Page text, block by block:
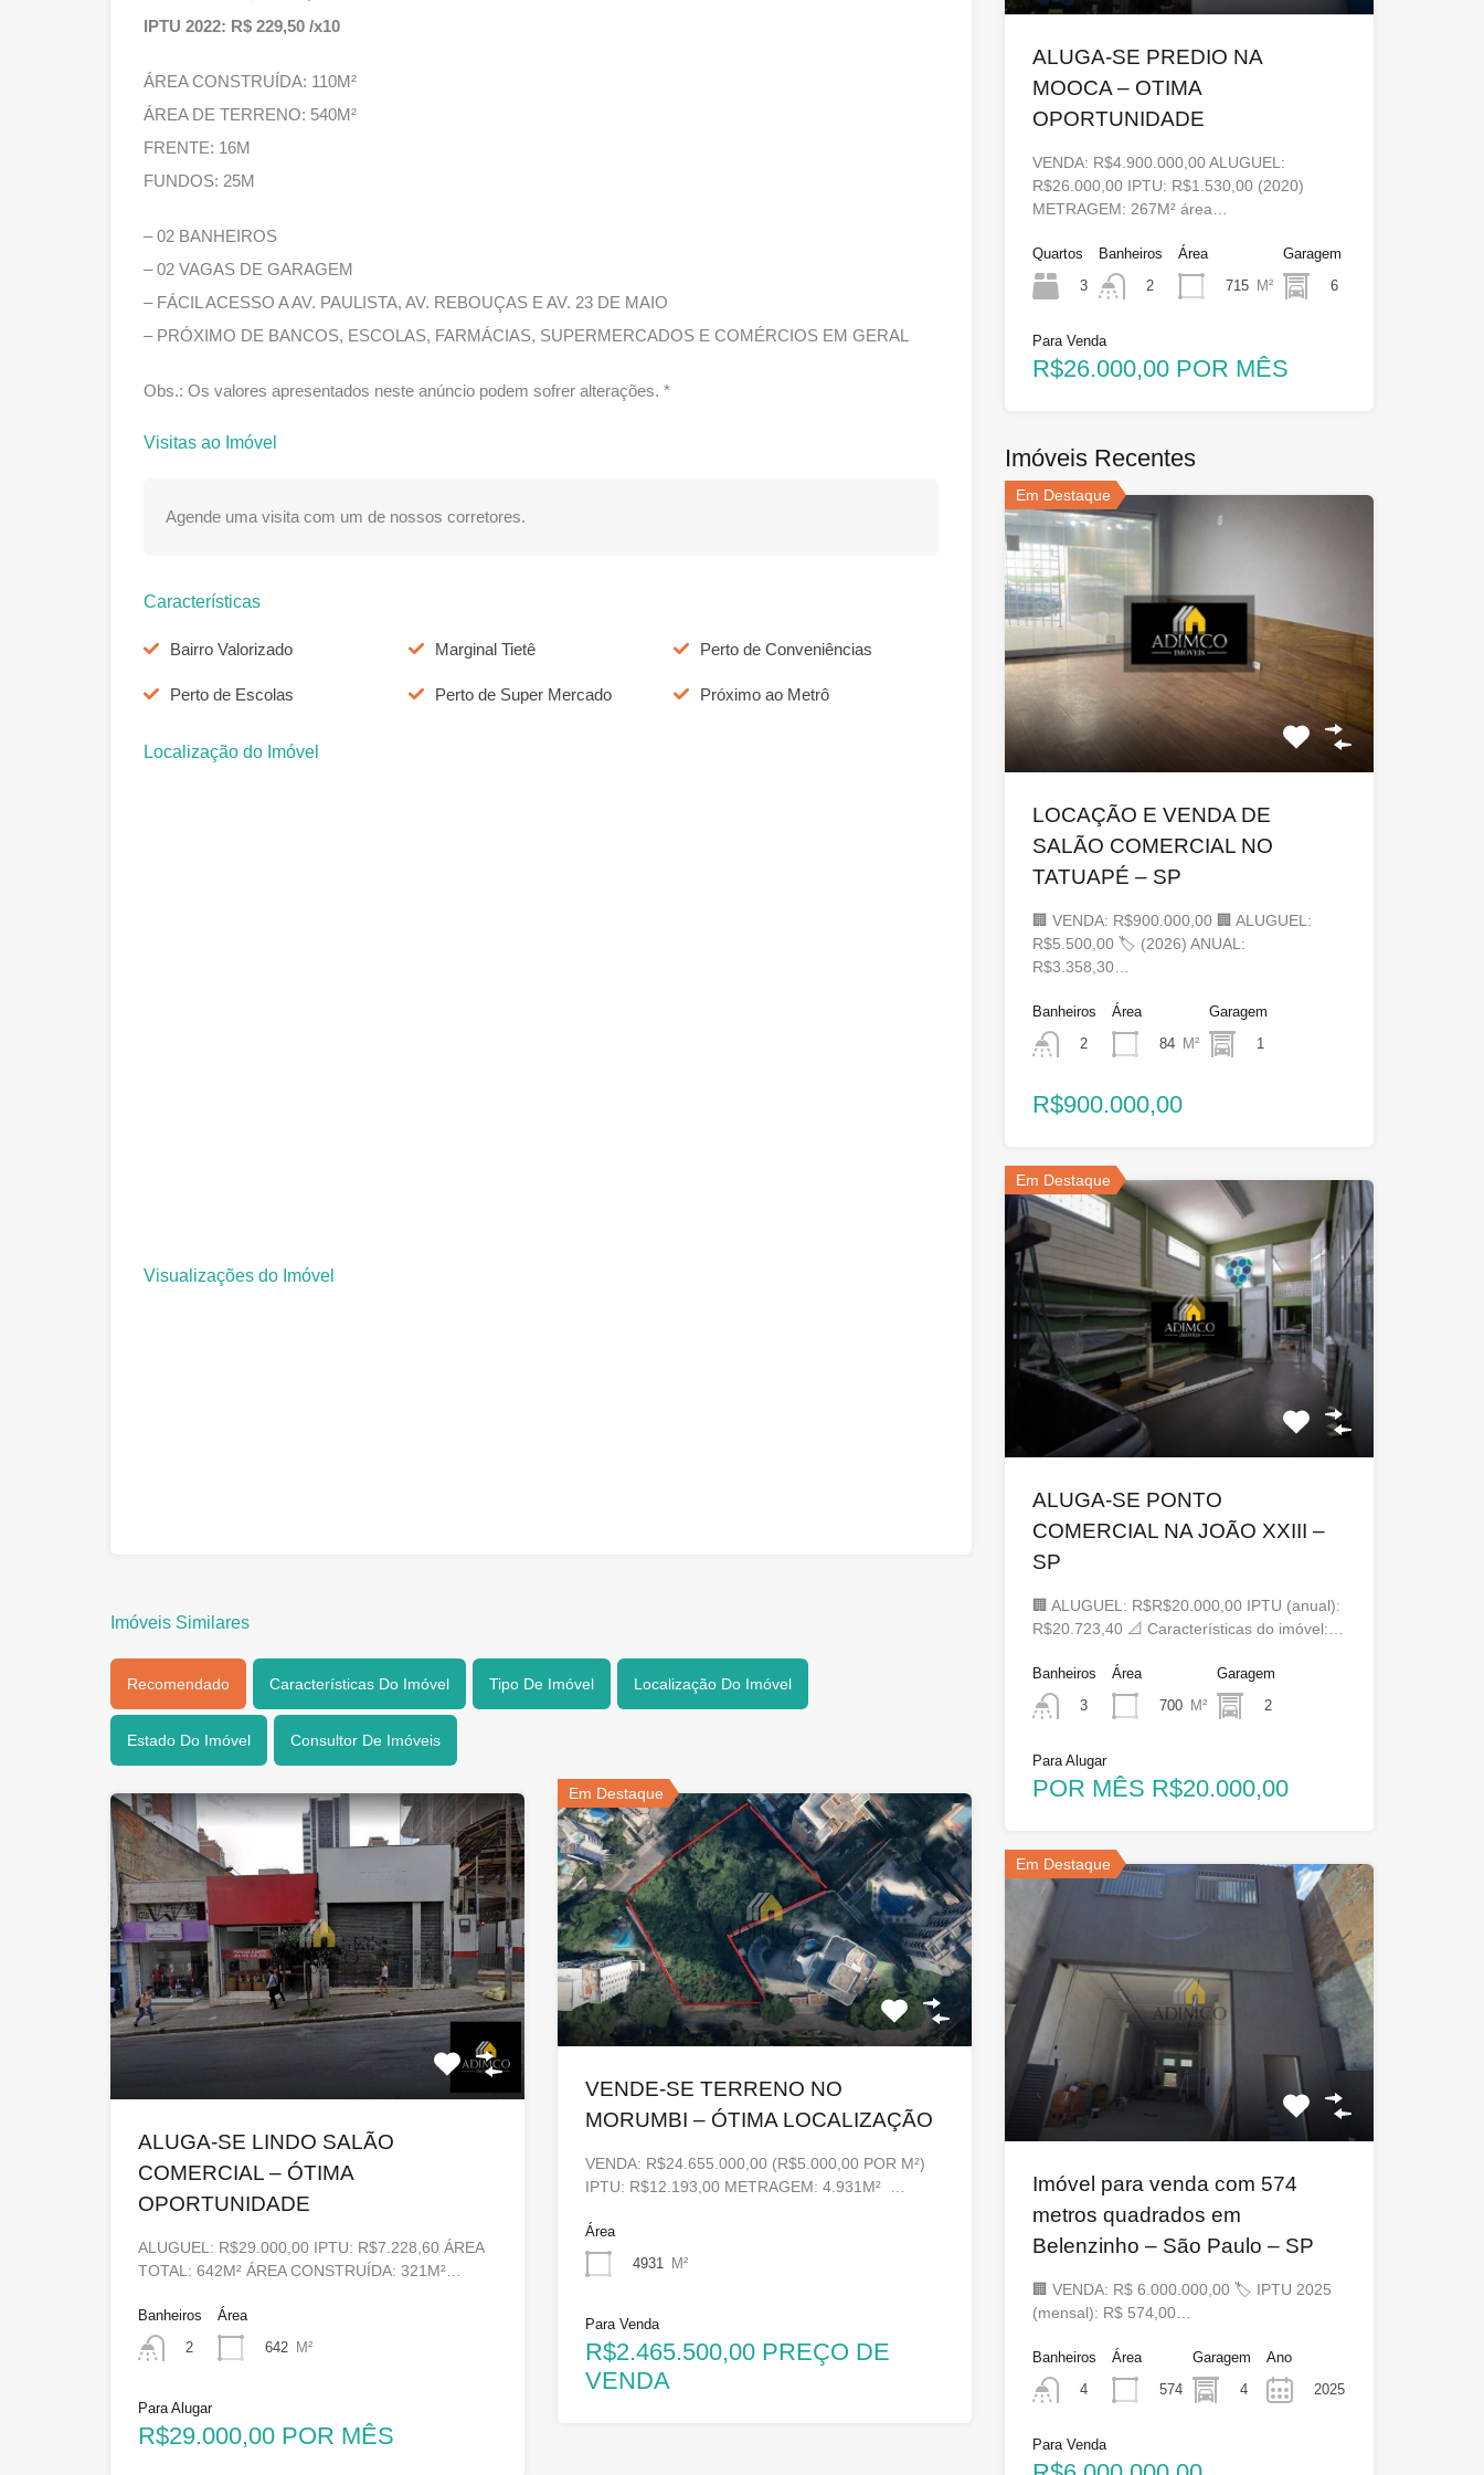
IPTU 2022: R$ 229,50 /x10
ÁREA CONSTRUÍDA: 110M²
ÁREA DE TERRENO: 540M²
FRENTE: 16M
FUNDOS: 25M
– 02 BANHEIROS
– 02 VAGAS DE GARAGEM
– FÁCIL ACESSO A AV. PAULISTA, AV. REBOUÇAS E AV. 23 DE MAIO
– PRÓXIMO DE BANCOS, ESCOLAS, FARMÁCIAS, SUPERMERCADOS E COMÉRCIOS EM GERAL
Obs.: Os valores apresentados neste anúncio podem sofrer alterações. *
Visitas ao Imóvel
Agende uma visita com um de nossos corretores.
Características
Bairro Valorizado Marginal Tietê Perto de Conveniências
Perto de Escolas Perto de Super Mercado Próximo ao Metrô
Localização do Imóvel
Visualizações do Imóvel
Imóveis Similares
Recomendado Características Do Imóvel Tipo De Imóvel Localização Do Imóvel
Estado Do Imóvel Consultor De Imóveis
ALUGA-SE LINDO SALÃO
COMERCIAL – ÓTIMA
OPORTUNIDADE
ALUGUEL: R$29.000,00 IPTU: R$7.228,60 ÁREA
TOTAL: 642M² ÁREA CONSTRUÍDA: 321M²…
Banheiros
2
Área
642 M²
Para Alugar
R$29.000,00 POR MÊS
Em Destaque
VENDE-SE TERRENO NO
MORUMBI – ÓTIMA LOCALIZAÇÃO
VENDA: R$24.655.000,00 (R$5.000,00 POR M²)
IPTU: R$12.193,00 METRAGEM: 4.931M² …
Área
4931
M²
Para Venda
R$2.465.500,00 PREÇO DE
VENDA
ALUGA-SE PREDIO NA
MOOCA – OTIMA
OPORTUNIDADE
VENDA: R$4.900.000,00 ALUGUEL:
R$26.000,00 IPTU: R$1.530,00 (2020)
METRAGEM: 267M² área…
Quartos
3
Banheiros
2
Área
715
M²
Garagem
6
Para Venda
R$26.000,00 POR MÊS
Imóveis Recentes
Em Destaque
LOCAÇÃO E VENDA DE
SALÃO COMERCIAL NO
TATUAPÉ – SP
🏢 VENDA: R$900.000,00 🏢 ALUGUEL:
R$5.500,00 🏷 (2026) ANUAL:
R$3.358,30…
Banheiros
2
Área
84
M²
Garagem
1
R$900.000,00
Em Destaque
ALUGA-SE PONTO
COMERCIAL NA JOÃO XXIII –
SP
🏢 ALUGUEL: R$R$20.000,00 IPTU (anual):
R$20.723,40 📐 Características do imóvel:…
Banheiros
3
Área
700
M²
Garagem
2
Para Alugar
POR MÊS R$20.000,00
Em Destaque
Imóvel para venda com 574
metros quadrados em
Belenzinho – São Paulo – SP
🏢 VENDA: R$ 6.000.000,00 🏷 IPTU 2025
(mensal): R$ 574,00…
Banheiros
4
Área
574
Garagem
4
Ano
2025
Para Venda